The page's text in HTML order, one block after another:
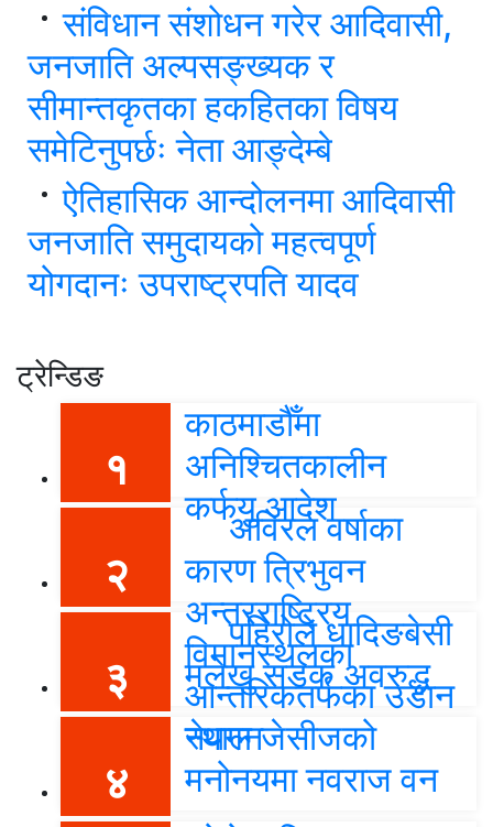
संविधान संशोधन गरेर आदिवासी,
जनजाति अल्पसङ्ख्यक र
सीमान्तकृतका हकहितका विषय
समेटिनुपर्छः नेता आङ्देम्बे
ऐतिहासिक आन्दोलनमा आदिवासी
जनजाति समुदायको महत्वपूर्ण
योगदानः उपराष्ट्रपति यादव
ट्रेन्डिङ
१
काठमाडौँमा
अनिश्चितकालीन
कर्फयु आदेश
२
अविरल वर्षाका
कारण त्रिभुवन
अन्तरराष्ट्रिय
विमानस्थलका
आन्तरिकतर्फका उडान
स्थगन
३
पहिरोले धादिङबेसी
मलेखु सडक अवरुद्ध
४
नेपाल जेसीजको
मनोनयमा नवराज वन